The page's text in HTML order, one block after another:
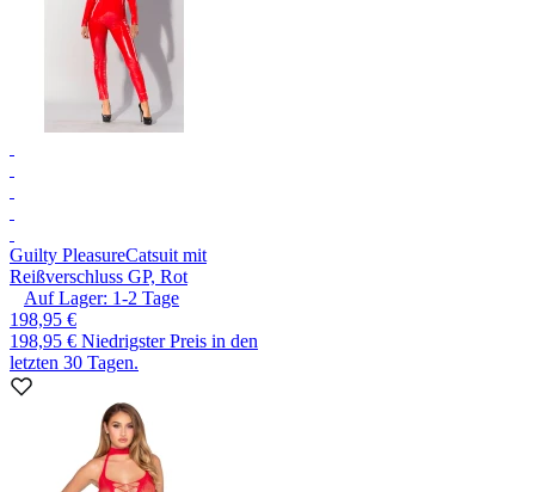
Guilty PleasureCatsuit mit
Reißverschluss GP, Rot
Auf Lager: 1-2 Tage
198,95 €
198,95 € Niedrigster Preis in den
letzten 30 Tagen.